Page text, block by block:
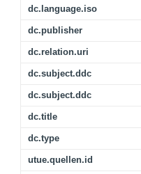
dc.language.iso
dc.publisher
dc.relation.uri
dc.subject.ddc
dc.subject.ddc
dc.title
dc.type
utue.quellen.id